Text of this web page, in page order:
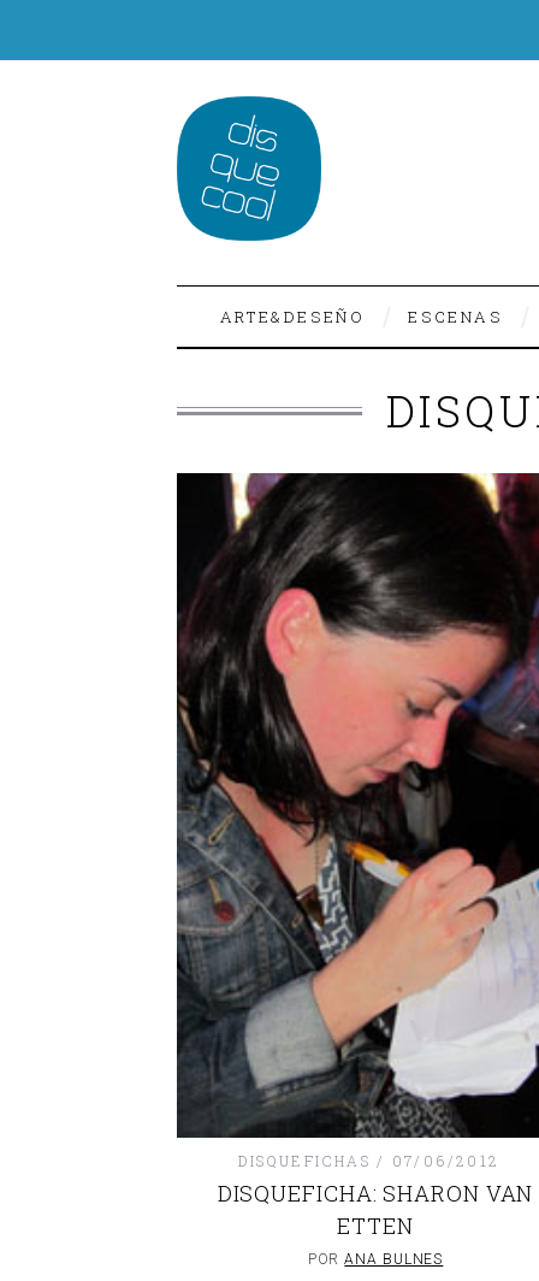
ARTE&DESEÑO ESCENAS
DISQUEFICHAS 07/06/2012
DISQUEFICHA: SHARON VAN
ETTEN
PORANA BULNES